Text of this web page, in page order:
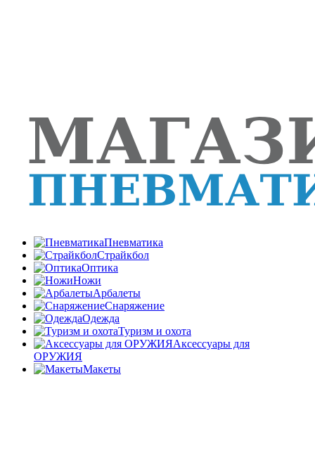
Пневматика
Страйкбол
Оптика
Ножи
Арбалеты
Снаряжение
Одежда
Туризм и охота
Аксессуары для
ОРУЖИЯ
Макеты